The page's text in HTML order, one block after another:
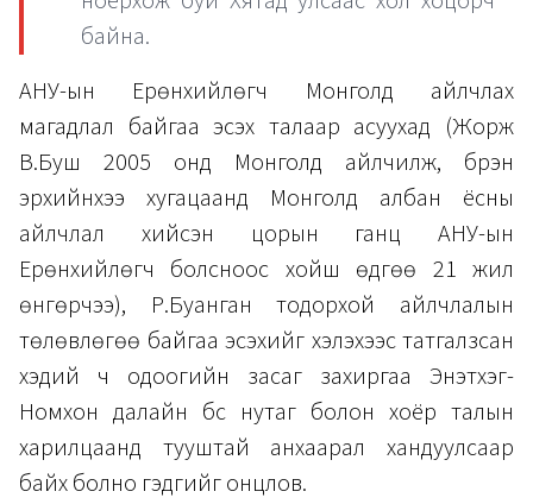
байна.
АНУ-ын Ерөнхийлөгч Монголд айлчлах
магадлал байгаа эсэх талаар асуухад (Жорж
В.Буш 2005 онд Монголд айлчилж, бүрэн
эрхийнхээ хугацаанд Монголд албан ёсны
айлчлал хийсэн цорын ганц АНУ-ын
Ерөнхийлөгч болсноос хойш өдгөө 21 жил
өнгөрчээ), Р.Буанган тодорхой айлчлалын
төлөвлөгөө байгаа эсэхийг хэлэхээс татгалзсан
хэдий ч одоогийн засаг захиргаа Энэтхэг-
Номхон далайн бүс нутаг болон хоёр талын
харилцаанд тууштай анхаарал хандуулсаар
байх болно гэдгийг онцлов.